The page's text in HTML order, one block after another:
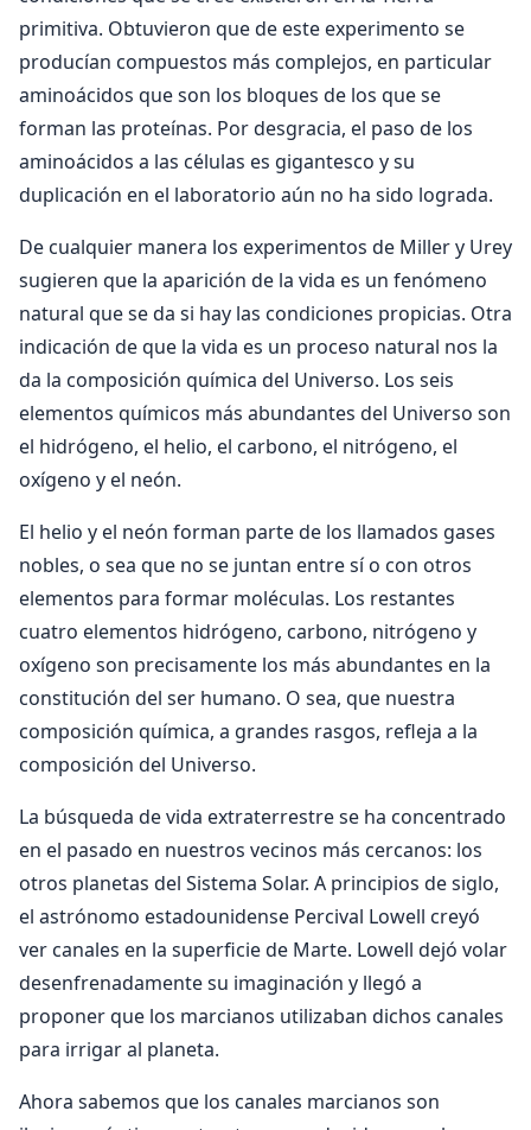
primitiva. Obtuvieron que de este experimento se
producían compuestos más complejos, en particular
aminoácidos que son los bloques de los que se
forman las proteínas. Por desgracia, el paso de los
aminoácidos a las células es gigantesco y su
duplicación en el laboratorio aún no ha sido lograda.
De cualquier manera los experimentos de Miller y Urey
sugieren que la aparición de la vida es un fenómeno
natural que se da si hay las condiciones propicias. Otra
indicación de que la vida es un proceso natural nos la
da la composición química del Universo. Los seis
elementos químicos más abundantes del Universo son
el hidrógeno, el helio, el carbono, el nitrógeno, el
oxígeno y el neón.
El helio y el neón forman parte de los llamados gases
nobles, o sea que no se juntan entre sí o con otros
elementos para formar moléculas. Los restantes
cuatro elementos hidrógeno, carbono, nitrógeno y
oxígeno son precisamente los más abundantes en la
constitución del ser humano. O sea, que nuestra
composición química, a grandes rasgos, refleja a la
composición del Universo.
La búsqueda de vida extraterrestre se ha concentrado
en el pasado en nuestros vecinos más cercanos: los
otros planetas del Sistema Solar. A principios de siglo,
el astrónomo estadounidense Percival Lowell creyó
ver canales en la superficie de Marte. Lowell dejó volar
desenfrenadamente su imaginación y llegó a
proponer que los marcianos utilizaban dichos canales
para irrigar al planeta.
Ahora sabemos que los canales marcianos son